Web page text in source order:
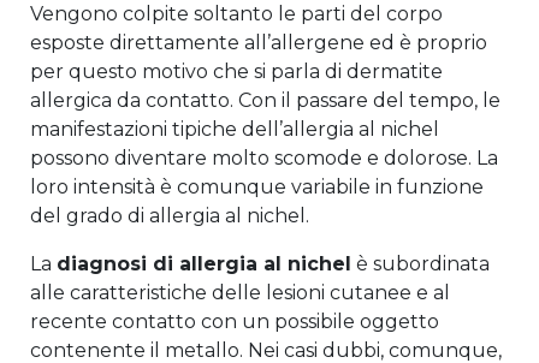
Vengono colpite soltanto le parti del corpo
esposte direttamente all’allergene ed è proprio
per questo motivo che si parla di dermatite
allergica da contatto. Con il passare del tempo, le
manifestazioni tipiche dell’allergia al nichel
possono diventare molto scomode e dolorose. La
loro intensità è comunque variabile in funzione
del grado di allergia al nichel.
La diagnosi di allergia al nichel è subordinata
alle caratteristiche delle lesioni cutanee e al
recente contatto con un possibile oggetto
contenente il metallo. Nei casi dubbi, comunque,